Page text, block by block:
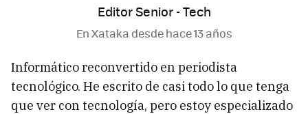
Editor Senior - Tech
En Xataka desdehace 13 años
Informático reconvertido en periodista
tecnológico. He escrito de casi todo lo que tenga
que ver con tecnología, pero estoy especializado